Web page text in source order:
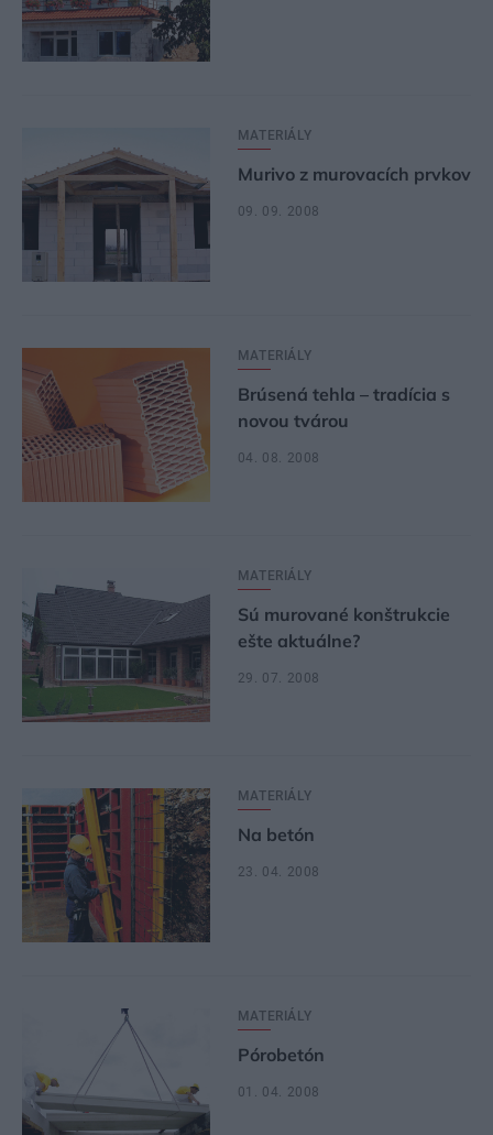
MATERIÁLY
Murivo z murovacích prvkov
09. 09. 2008
MATERIÁLY
Brúsená tehla – tradícia s
novou tvárou
04. 08. 2008
MATERIÁLY
Sú murované konštrukcie
ešte aktuálne?
29. 07. 2008
MATERIÁLY
Na betón
23. 04. 2008
MATERIÁLY
Pórobetón
01. 04. 2008